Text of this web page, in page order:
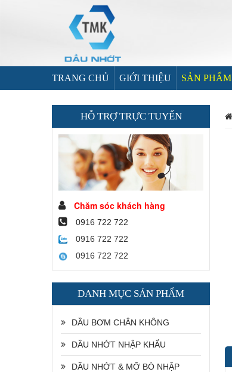
TRANG CHỦ GIỚI THIỆU SẢN PHẨM
HỖ TRỢ TRỰC TUYẾN
Chăm sóc khách hàng
0916 722 722
0916 722 722
0916 722 722
DANH MỤC SẢN PHẨM
DẦU BƠM CHÂN KHÔNG
DẦU NHỚT NHẬP KHẨU
DẦU NHỚT & MỠ BÒ NHẬP